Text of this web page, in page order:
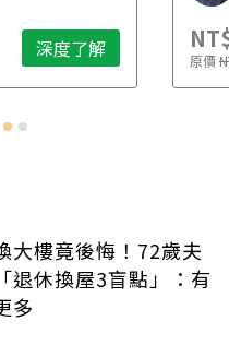
深度了解 原價
大樓竟後悔！72歲夫
退休換屋3盲點」：有
多